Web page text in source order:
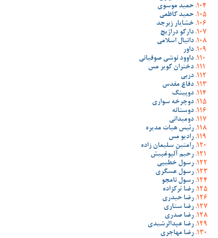
حمید موسوی
حمید کاظمی
خشایار زبرجد
دارکو دراژیچ
دانیال اسلامی
داور
داوود نوشی صوفیانی
دختران کویر مس
دربی
دفاع مقدس
دوپینگ
دوچرخه سواری
دوستانه
دومیدانی
رئیس هیات مدیره
رادیو مس
رامتین سلیمان زاده
رحیم آلبوغبیش
رسول خطیبی
رسول عسگری
رسول نامجو
رضا ترکزاده
رضا حیدری
رضا ستاری
رضا صدری
رضا عبدالرشیدی
رضا مهاجری